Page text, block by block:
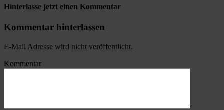
Hinterlasse jetzt einen Kommentar
Kommentar hinterlassen
E-Mail Adresse wird nicht veröffentlicht.
Kommentar